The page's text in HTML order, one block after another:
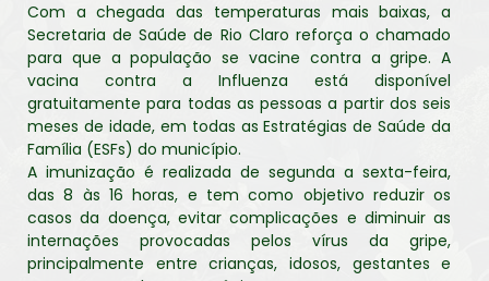
Com a chegada das temperaturas mais baixas, a
Secretaria de Saúde de Rio Claro reforça o chamado
para que a população se vacine contra a gripe. A
vacina contra a Influenza está disponível
gratuitamente para todas as pessoas a partir dos seis
meses de idade, em todas as Estratégias de Saúde da
Família (ESFs) do município.
A imunização é realizada de segunda a sexta-feira,
das 8 às 16 horas, e tem como objetivo reduzir os
casos da doença, evitar complicações e diminuir as
internações provocadas pelos vírus da gripe,
principalmente entre crianças, idosos, gestantes e